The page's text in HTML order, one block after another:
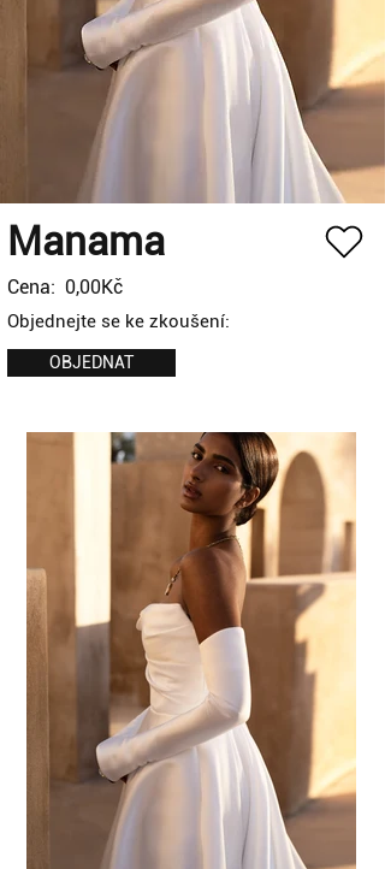
Manama
Cena: 0,00Kč
Objednejte se ke zkoušení:
OBJEDNAT